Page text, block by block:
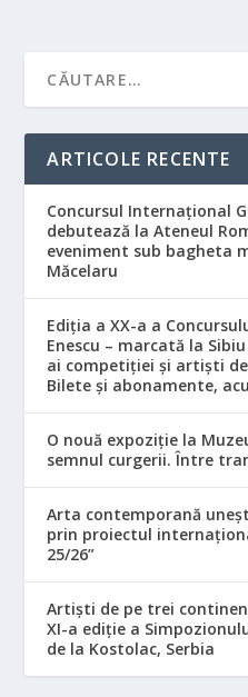
ARTICOLE RECENTE
Concursul Internațional
debutează la Ateneul
eveniment sub bagheta
Măcelaru
Ediția a XX-a a
Enescu – marcată la
ai competiției și artiști
Bilete și abonamente,
O nouă expoziție la
semnul curgerii. Între
Arta contemporană
prin proiectul internațional
25/26”
Artiști de pe trei
XI-a ediție a
de la Kostolac, Serbia